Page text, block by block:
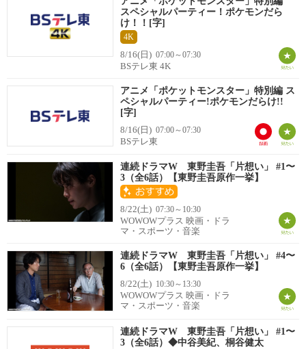
スペシャルパーティー！ポケモンだら
け！！[字]
4K
8/16(日) 07:00～07:30
BSテレ東 4K
アニメ「ポケットモンスター」特別編 ス
ペシャルパーティー!ポケモンだらけ!!
[字]
8/16(日) 07:00～07:30
BSテレ東
連続ドラマW 東野圭吾「片想い」 #1〜
3（全6話）【東野圭吾原作一挙】
8/22(土) 07:30～10:30
WOWOWプラス 映画・ドラ
マ・スポーツ・音楽
連続ドラマW 東野圭吾「片想い」 #4〜
6（全6話）【東野圭吾原作一挙】
8/22(土) 10:30～13:30
WOWOWプラス 映画・ドラ
マ・スポーツ・音楽
連続ドラマW 東野圭吾「片想い」 #1〜
3（全6話）◆中谷美紀、桐谷健太